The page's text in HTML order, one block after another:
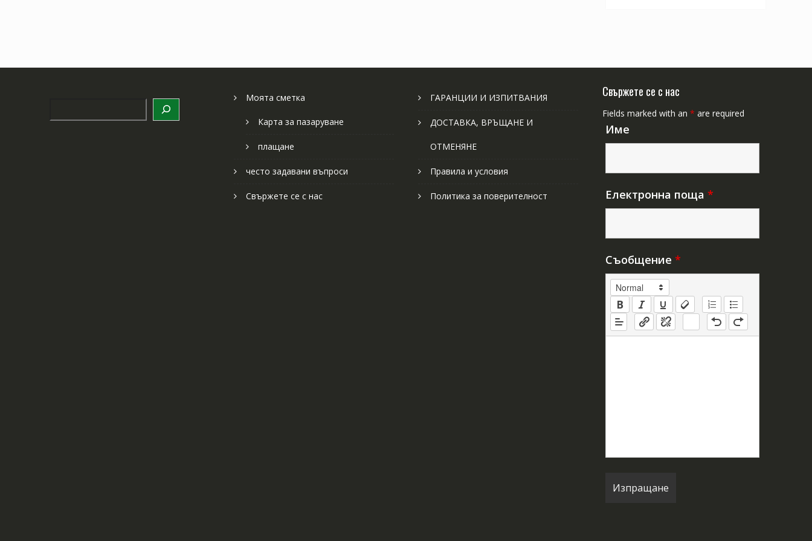
Моята сметка
Карта за пазаруване
плащане
често задавани въпроси
Свържете се с нас
ГАРАНЦИИ И ИЗПИТВАНИЯ
ДОСТАВКА, ВРЪЩАНЕ И
ОТМЕНЯНЕ
Правила и условия
Политика за поверителност
Свържете се с нас
Fields marked with an * are required
Име
Електронна поща *
Съобщение *